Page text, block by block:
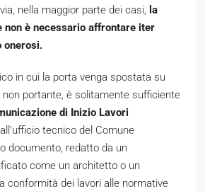
nella maggior parte dei casi, la
non è necessario affrontare iter
onerosi.
in cui la porta venga spostata su
portante, è solitamente sufficiente
di Inizio Lavori
tecnico del Comune
documento, redatto da un
come un architetto o un
conformità dei lavori alle normative